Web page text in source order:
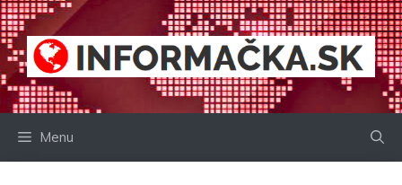
Preskočiť
na
obsah
Menu